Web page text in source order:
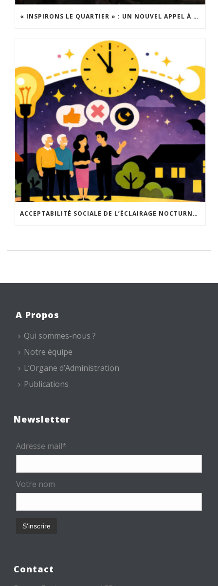
« INSPIRONS LE QUARTIER » : UN NOUVEL APPEL À PROJETS EST LANCÉ !
ACCEPTABILITÉ SOCIALE DE L’ÉCLAIRAGE NOCTURNE : LE REPLAY EST DISPONIBLE
A Propos
Qui sommes-nous ?
Notre équipe
L’Organe d’Administration
Publications
Newsletter
Adresse mail*
Votre nom
Contact